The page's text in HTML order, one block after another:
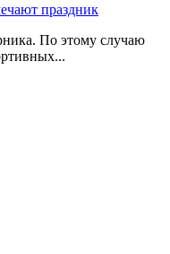
праздник
По этому случаю